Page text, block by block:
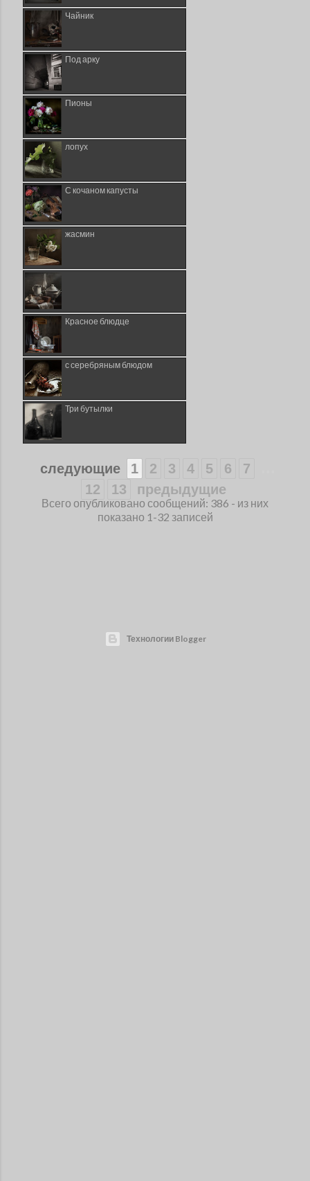
Чайник
Под арку
Пионы
лопух
С кочаном капусты
жасмин
Красное блюдце
с серебряным блюдом
Три бутылки
следующие 1 2 3 4 5 6 7
12 13 предыдущие
Всего опубликовано сообщений: 386 - из них
показано 1-32 записей
Технологии Blogger